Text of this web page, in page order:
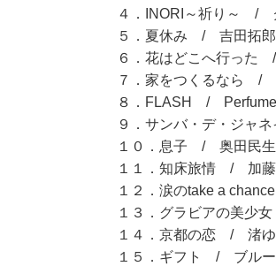
４．INORI～祈り～ /
５．夏休み / 吉田拓郎
６．花はどこへ行った
７．家をつくるなら /
８．FLASH / Perfume
９．サンバ・デ・ジ
１０．息子 / 奥田民生
１１．知床旅情 / 加藤
１２．涙のtake a
１３．グラビアの美少
１４．京都の恋 / 渚ゆ
１５．ギフト / ブルー